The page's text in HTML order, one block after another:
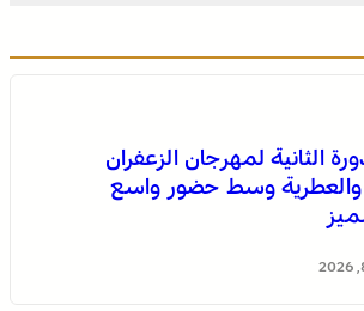
الثانية لمهرجان الزعفران
والعطرية وسط حضور واسع